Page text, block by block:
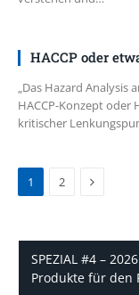
HACCP oder
„Das Hazard Analysis
HACCP-Konzept oder
kritischer
1 2 Next
SPEZIAL #4 –
Produkte für den